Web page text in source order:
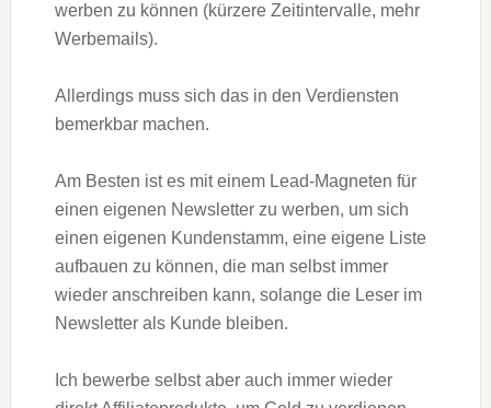
werben zu können (kürzere Zeitintervalle, mehr
Werbemails).
Allerdings muss sich das in den Verdiensten
bemerkbar machen.
Am Besten ist es mit einem Lead-Magneten für
einen eigenen Newsletter zu werben, um sich
einen eigenen Kundenstamm, eine eigene Liste
aufbauen zu können, die man selbst immer
wieder anschreiben kann, solange die Leser im
Newsletter als Kunde bleiben.
Ich bewerbe selbst aber auch immer wieder